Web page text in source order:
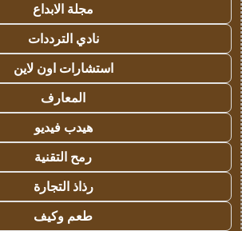
مجلة الابداع
نادي الترددات
استشارات اون لاين
المعارف
هيدب فيديو
رمح التقنية
رذاذ التجارة
طعم وكيف